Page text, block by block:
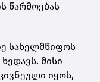
წარმოებას
სახელმწიფოს
მისი
იყოს,